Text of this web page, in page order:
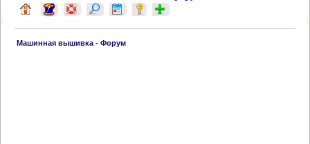
Машинная вышивка - Форум